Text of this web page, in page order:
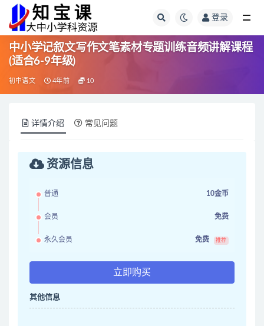
登录
中小学记叙文写作文笔素材专题训练音频讲解课程
(适合6-9年级)
初中语文 4年前 10
详情介绍 常见问题
资源信息
普通 10金币
会员 免费
永久会员 免费 推荐
立即购买
其他信息
全部